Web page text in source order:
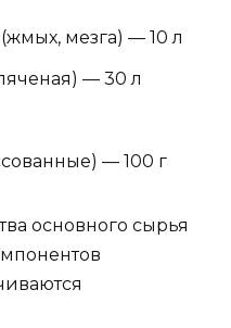
мезга) — 10 л
— 30 л
— 100 г
основного сырья